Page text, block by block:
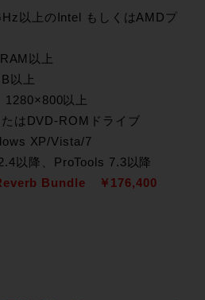
Intel もしくはAMDプ
以上
以上
以上
DVD-ROMドライブ
Vista/7
以降、ProTools 7.3以降
Bundle ￥176,400